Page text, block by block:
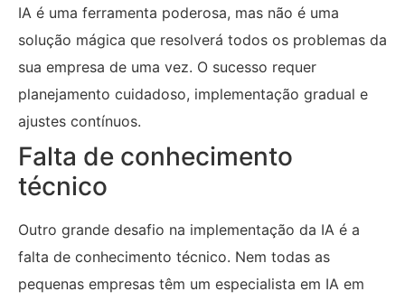
IA é uma ferramenta poderosa, mas não é uma
solução mágica que resolverá todos os problemas da
sua empresa de uma vez. O sucesso requer
planejamento cuidadoso, implementação gradual e
ajustes contínuos.
Falta de conhecimento
técnico
Outro grande desafio na implementação da IA é a
falta de conhecimento técnico. Nem todas as
pequenas empresas têm um especialista em IA em